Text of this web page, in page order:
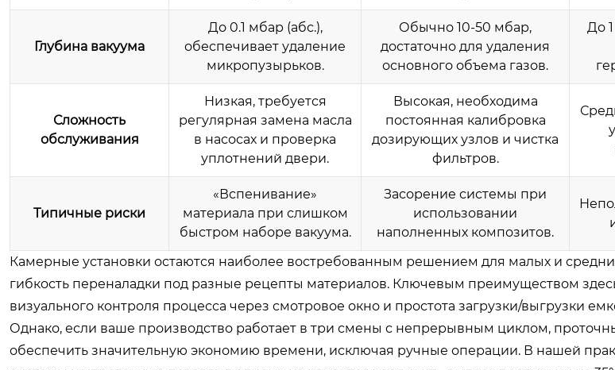
Глубина вакуума
До 0.1 мбар (абс.),
обеспечивает удаление
микропузырьков.
Обычно 10-50 мбар,
достаточно для удаления
основного объема газов.
До
Сложность
обслуживания
Низкая, требуется
регулярная замена масла
в насосах и проверка
уплотнений двери.
Высокая, необходима
постоянная калибровка
дозирующих узлов и чистка
фильтров.
Типичные риски
«Вспенивание»
материала при слишком
быстром наборе вакуума.
Засорение системы при
использовании
наполненных композитов.
Камерные установки остаются наиболее востребованным решением для малых и
гибкость переналадки под разные рецепты материалов. Ключевым преимуществом
визуального контроля процесса через смотровое окно и простота загрузки/выгрузки
Однако, если ваше производство работает в три смены с непрерывным циклом,
обеспечить значительную экономию времени, исключая ручные операции. В нашей